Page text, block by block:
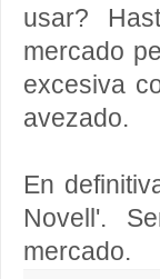
usar?
mercado
excesiva
avezado.
En
Novell'.
mercado.